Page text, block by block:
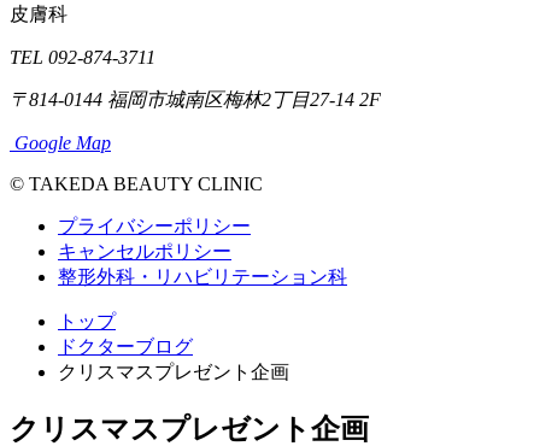
皮膚科
TEL 092-874-3711
〒814-0144 福岡市城南区梅林2丁目27-14 2F
Google Map
© TAKEDA BEAUTY CLINIC
プライバシーポリシー
キャンセルポリシー
整形外科・リハビリテーション科
トップ
ドクターブログ
クリスマスプレゼント企画
クリスマスプレゼント企画